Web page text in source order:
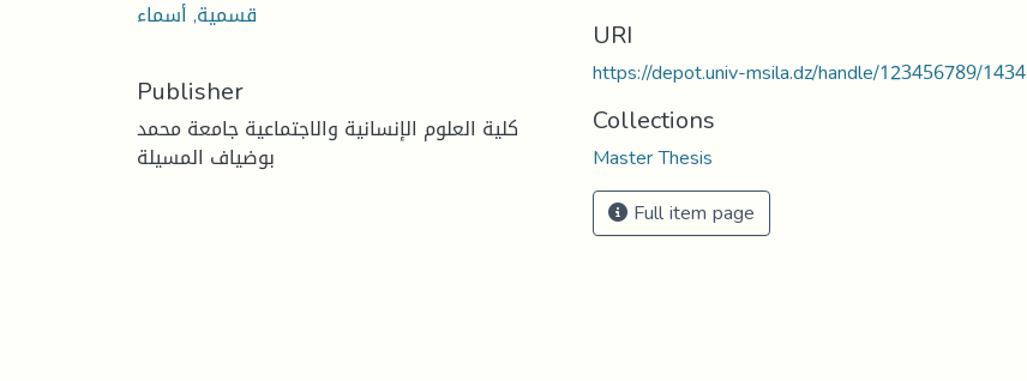
قسمية, أسماء
Publisher
كلية العلوم الإنسانية والاجتماعية جامعة محمد
بوضياف المسيلة
URI
https://depot.univ-msila.dz/handle/123456789/1434
Collections
Master Thesis
Full item page